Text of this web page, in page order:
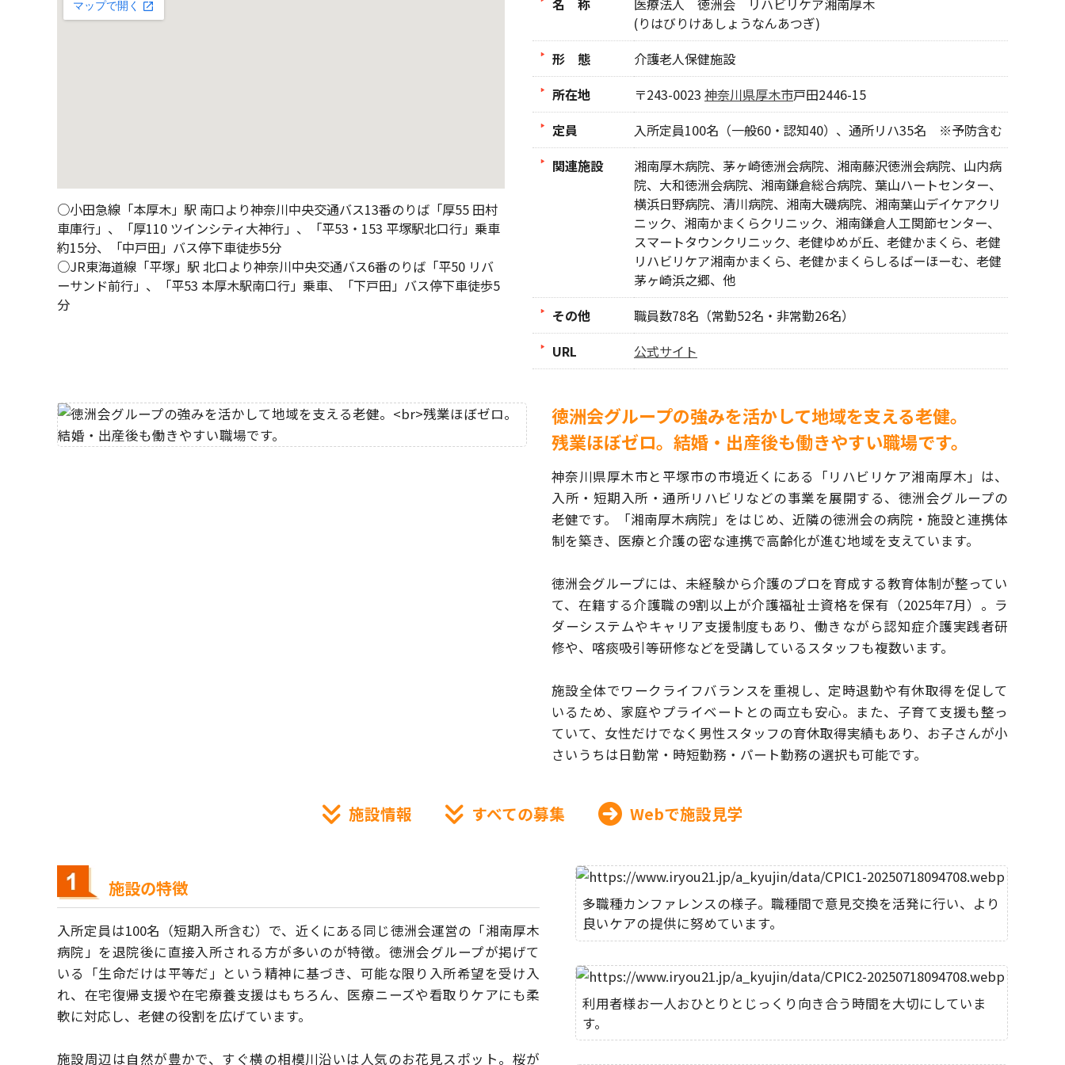
○小田急線「本厚木」駅 南口より神奈川中央交通バス13番のりば「厚55 田村
車庫行」、「厚110 ツインシティ大神行」、「平53・153 平塚駅北口行」乗車
約15分、「中戸田」バス停下車徒歩5分
○JR東海道線「平塚」駅 北口より神奈川中央交通バス6番のりば「平50 リバ
ーサンド前行」、「平53 本厚木駅南口行」乗車、「下戸田」バス停下車徒歩5
分
名 称
医療法人 徳洲会 リハビリケア湘南厚木
(りはびりけあしょうなんあつぎ)
形 態
介護老人保健施設
所在地
〒243-0023 神奈川県厚木市戸田2446-15
定員
入所定員100名（一般60・認知40）、通所リハ35名 ※予防含む
関連施設
湘南厚木病院、茅ヶ崎徳洲会病院、湘南藤沢徳洲会病院、山内病
院、大和徳洲会病院、湘南鎌倉総合病院、葉山ハートセンター、
横浜日野病院、清川病院、湘南大磯病院、湘南葉山デイケアクリ
ニック、湘南かまくらクリニック、湘南鎌倉人工関節センター、
スマートタウンクリニック、老健ゆめが丘、老健かまくら、老健
リハビリケア湘南かまくら、老健かまくらしるばーほーむ、老健
茅ヶ崎浜之郷、他
その他
職員数78名（常勤52名・非常勤26名）
URL
公式サイト
徳洲会グループの強みを活かして地域を支える老健。
残業ほぼゼロ。結婚・出産後も働きやすい職場です。
神奈川県厚木市と平塚市の市境近くにある「リハビリケア湘南厚木」は、
入所・短期入所・通所リハビリなどの事業を展開する、徳洲会グループの
老健です。「湘南厚木病院」をはじめ、近隣の徳洲会の病院・施設と連携体
制を築き、医療と介護の密な連携で高齢化が進む地域を支えています。
徳洲会グループには、未経験から介護のプロを育成する教育体制が整ってい
て、在籍する介護職の9割以上が介護福祉士資格を保有（2025年7月）。 ラ
ダーシステムやキャリア支援制度もあり、働きながら認知症介護実践者研
修や、喀痰吸引等研修などを受講しているスタッフも複数います。
施設全体でワークライフバランスを重視し、定時退勤や有休取得を促して
いるため、家庭やプライベートとの両立も安心。また、子育て支援も整っ
ていて、女性だけでなく男性スタッフの育休取得実績もあり、お子さんが小
さいうちは日勤常・時短勤務・パート勤務の選択も可能です。
施設情報 すべての募集 Webで施設見学
施設の特徴
入所定員は100名（短期入所含む）で、近くにある同じ徳洲会運営の 「湘南厚木
病院」を退院後に直接入所される方が多いのが特徴。 徳洲会グループが掲げて
いる「生命だけは平等だ」という精神に基づき、 可能な限り入所希望を受け入
れ、在宅復帰支援や在宅療養支援はもちろん、 医療ニーズや看取りケアにも柔
軟に対応し、老健の役割を広げています。
施設周辺は自然が豊かで、すぐ横の相模川沿いは人気のお花見スポット。 桜が
多職種カンファレンスの様子。職種間で意見交換を活発に行い、より
良いケアの提供に努めています。
利用者様お一人おひとりとじっくり向き合う時間を大切にしていま
す。